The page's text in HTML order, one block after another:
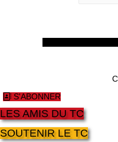
S'ABONNER
LES AMIS DU TC
SOUTENIR LE TC